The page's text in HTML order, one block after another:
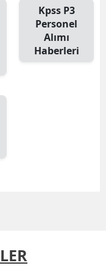
Kpss P3
Personel
Alımı
Haberleri